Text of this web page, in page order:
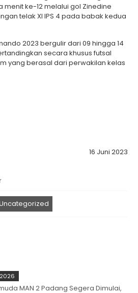
menit ke-12 melalui gol Zinedine
telak XI IPS 4 pada babak kedua
2023 bergulir dari 09 hingga 14
secara khusus futsal
yang berasal dari perwakilan kelas
16 Juni 2023
MAN 2 Padang Segera Dimulai,